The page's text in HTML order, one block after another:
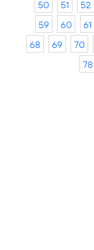
50
51 52
59
60 61
68
69 70
78